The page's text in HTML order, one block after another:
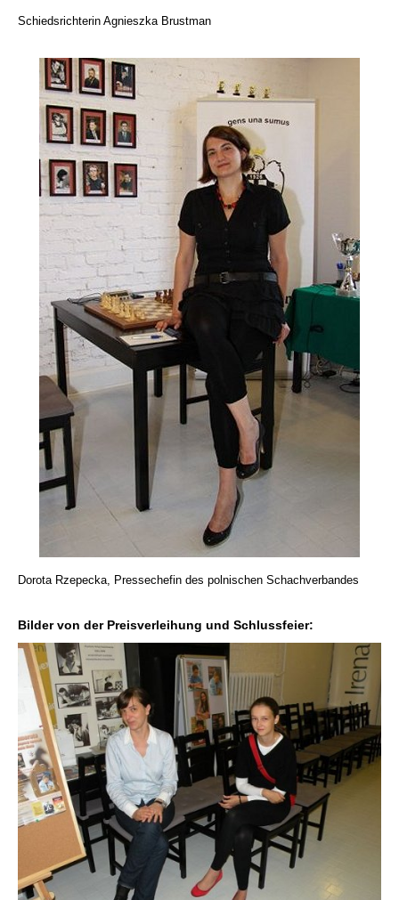
Schiedsrichterin Agnieszka Brustman
Dorota Rzepecka, Pressechefin des polnischen Schachverbandes
Bilder von der Preisverleihung und Schlussfeier: